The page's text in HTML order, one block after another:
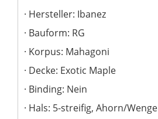
Hersteller: Ibanez
Bauform: RG
Korpus: Mahagoni
Decke: Exotic Maple
Binding: Nein
Hals: 5-streifig, Ahorn/Wenge